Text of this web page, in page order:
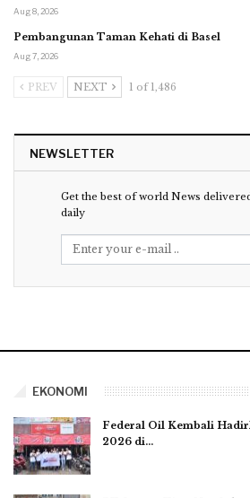
Aug 8, 2026
Pembangunan Taman Kehati di Basel
Aug 7, 2026
PREV NEXT 1 of 1,486
NEWSLETTER
Get the best of world News
daily
EKONOMI
Federal Oil Kembali
2026 di…